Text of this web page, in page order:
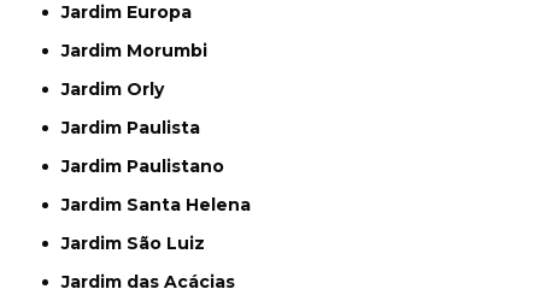
Jardim Europa
Jardim Morumbi
Jardim Orly
Jardim Paulista
Jardim Paulistano
Jardim Santa Helena
Jardim São Luiz
Jardim das Acácias